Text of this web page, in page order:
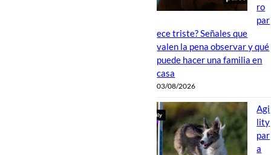
ro
par
ece triste? Señales que
valen la pena observar y qué
puede hacer una familia en
casa
03/08/2026
Agi
lity
par
a